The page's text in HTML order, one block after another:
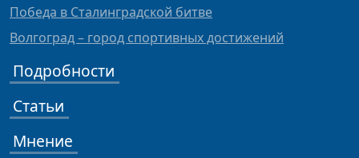
Победа в Сталинградской битве
Волгоград – город спортивных достижений
Подробности
Статьи
Мнение